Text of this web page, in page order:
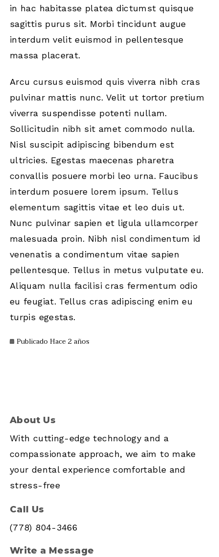
in hac habitasse platea dictumst quisque
sagittis purus sit. Morbi tincidunt augue
interdum velit euismod in pellentesque
massa placerat.
Arcu cursus euismod quis viverra nibh cras
pulvinar mattis nunc. Velit ut tortor pretium
viverra suspendisse potenti nullam.
Sollicitudin nibh sit amet commodo nulla.
Nisl suscipit adipiscing bibendum est
ultricies. Egestas maecenas pharetra
convallis posuere morbi leo urna. Faucibus
interdum posuere lorem ipsum. Tellus
elementum sagittis vitae et leo duis ut.
Nunc pulvinar sapien et ligula ullamcorper
malesuada proin. Nibh nisl condimentum id
venenatis a condimentum vitae sapien
pellentesque. Tellus in metus vulputate eu.
Aliquam nulla facilisi cras fermentum odio
eu feugiat. Tellus cras adipiscing enim eu
turpis egestas.
Publicado Hace 2 años
About Us
With cutting-edge technology and a
compassionate approach, we aim to make
your dental experience comfortable and
stress-free
Call Us
(778) 804-3466
Write a Message